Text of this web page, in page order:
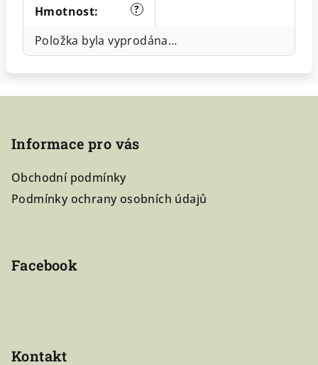
?
Hmotnost:
Položka byla vyprodána…
Informace pro vás
Obchodní podmínky
Podmínky ochrany osobních údajů
Facebook
Kontakt